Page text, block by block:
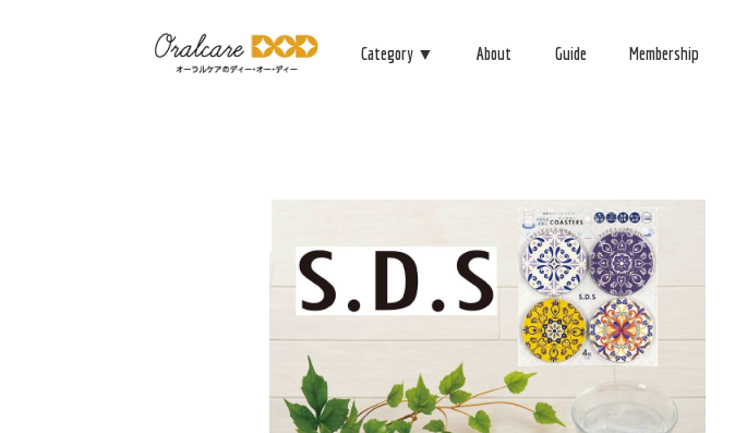
Category ▼ About Guide Membership